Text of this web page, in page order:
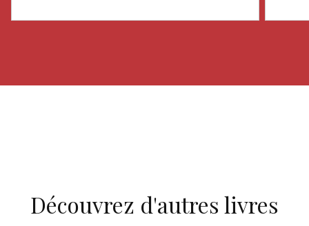
Découvrez d'autres livres